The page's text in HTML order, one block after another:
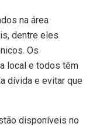
na área
dentre eles
Os
local e todos têm
dívida e evitar que
disponíveis no